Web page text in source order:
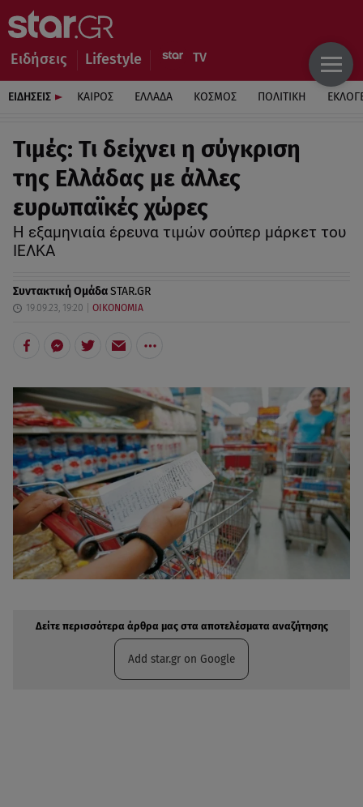
Ειδήσεις Lifestyle
ΕΙΔΗΣΕΙΣ ΚΑΙΡΟΣ ΕΛΛΑΔΑ ΚΟΣΜΟΣ ΠΟΛΙΤΙΚΗ
Τιμές: Τι δείχνει η σύγκριση
της Ελλάδας με άλλες
ευρωπαϊκές χώρες
Η εξαμηνιαία έρευνα τιμών σούπερ μάρκετ του
ΙΕΛΚΑ
Συντακτική ΟμάδαSTAR.GR
19.09.23, 19:20 ΟΙΚΟΝΟΜΙΑ
Δείτε περισσότερα άρθρα μας στα αποτελέσματα αναζήτησης
Add star.gr on Google